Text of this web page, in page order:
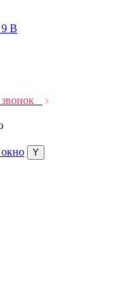
9 В
звонок